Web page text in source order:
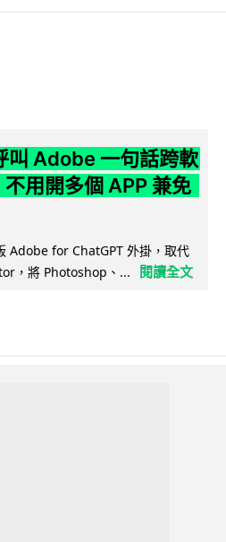
叫 Adobe 一句話跨軟
用開多個 APP 兼免
Adobe for ChatGPT 外掛，取代
，將 Photoshop、...
閱讀全文